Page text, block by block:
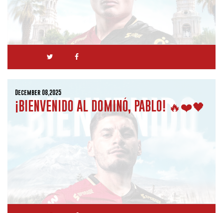
December 08,2025
¡BIENVENIDO AL DOMINÓ, PABLO! 🔥❤️🖤